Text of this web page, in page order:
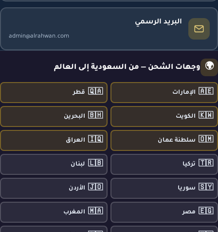
البريد الرسمي
admin@alrahwan.com
🌍 وجهات الشحن — من السعودية إلى العالم
🇦🇪 الإمارات 🇶🇦 قطر
🇰🇼 الكويت 🇧🇭 البحرين
🇴🇲 سلطنة عمان 🇮🇶 العراق
🇹🇷 تركيا 🇱🇧 لبنان
🇸🇾 سوريا 🇯🇴 الأردن
🇪🇬 مصر 🇲🇦 المغرب